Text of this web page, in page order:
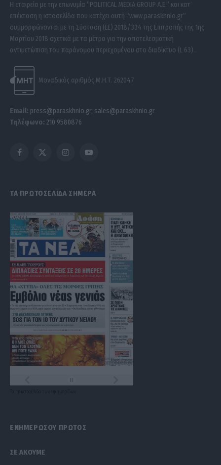
Η εταιρεία με την επωνυμία “POLITICAL MEDIA GROUP A.E.” και κατ’
επέκταση η ιστοσελίδα που κατέχει αυτή “www.paraskhnio.gr”
συμμορφώνονται με τη Σύσταση (ΕΕ) 2018/334 της Επιτροπής της 1ης
Μαρτίου 2018 σχετικά με τα μέτρα για την αποτελεσματική
αντιμετώπιση του παράνομου περιεχομένου στο διαδίκτυο (L 63).
Μοναδικός αριθμός Μ.Η.Τ. 262047
Email: press@paraskhnio.gr, sales@paraskhnio.gr
Τηλέφωνο: 210 9580876
Facebook
X
InstagramYouTube
ΤΑ ΠΡΩΤΟΣΕΛΙΔΑ ΣΗΜΕΡΑ
ΕΝΗΜΕΡΩΣΟΥ ΠΡΩΤΟΣ
ΣΕ ΑΚΟΥΜΕ